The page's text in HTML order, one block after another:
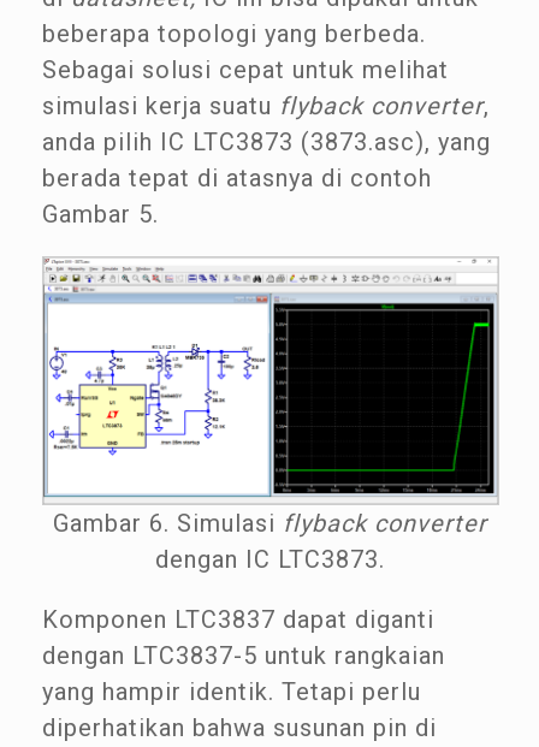
beberapa topologi yang berbeda.
Sebagai solusi cepat untuk melihat
simulasi kerja suatu flyback converter,
anda pilih IC LTC3873 (3873.asc), yang
berada tepat di atasnya di contoh
Gambar 5.
Gambar 6. Simulasi flyback converter
dengan IC LTC3873.
Komponen LTC3837 dapat diganti
dengan LTC3837-5 untuk rangkaian
yang hampir identik. Tetapi perlu
diperhatikan bahwa susunan pin di